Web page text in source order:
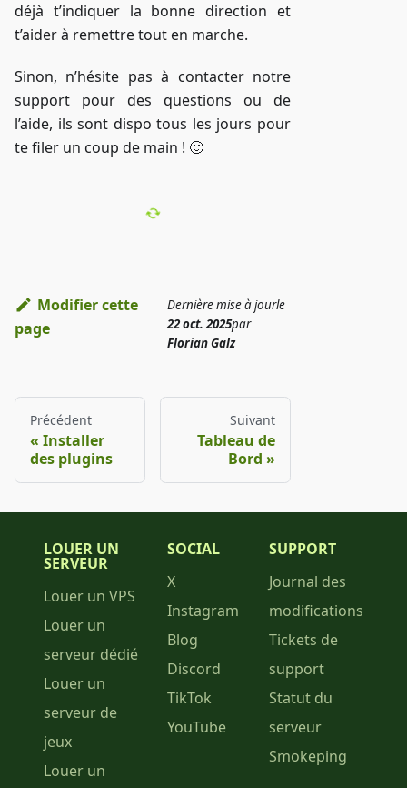
déjà t’indiquer la bonne direction et
t’aider à remettre tout en marche.
Sinon, n’hésite pas à contacter notre
support pour des questions ou de
l’aide, ils sont dispo tous les jours pour
te filer un coup de main ! 🙂
Modifier cette
page
Dernière mise à jourle
22 oct. 2025par
Florian Galz
Précédent
Installer
des plugins
Suivant
Tableau de
Bord
LOUER UN
SERVEUR
Louer un VPS
Louer un
serveur dédié
Louer un
serveur de
jeux
Louer un
SOCIAL
X
Instagram
Blog
Discord
TikTok
YouTube
SUPPORT
Journal des
modifications
Tickets de
support
Statut du
serveur
Smokeping